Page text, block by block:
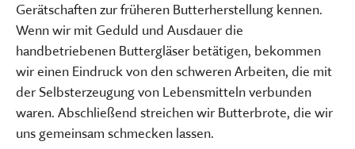
Gerätschaften zur früheren Butterherstellung kennen.
Wenn wir mit Geduld und Ausdauer die
handbetriebenen Buttergläser betätigen, bekommen
wir einen Eindruck von den schweren Arbeiten, die mit
der Selbsterzeugung von Lebensmitteln verbunden
waren. Abschließend streichen wir Butterbrote, die wir
uns gemeinsam schmecken lassen.